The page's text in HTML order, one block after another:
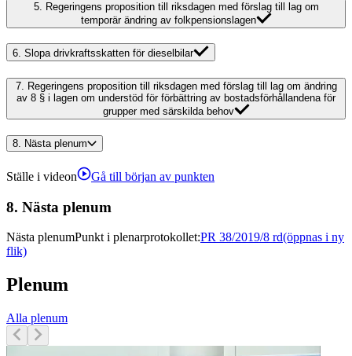
5. Regeringens proposition till riksdagen med förslag till lag om
temporär ändring av folkpensionslagen
6. Slopa drivkraftsskatten för dieselbilar
7. Regeringens proposition till riksdagen med förslag till lag om ändring
av 8 § i lagen om understöd för förbättring av bostadsförhållandena för
grupper med särskilda behov
8. Nästa plenum
Ställe i videon Gå till början av punkten
8. Nästa plenum
Nästa plenumPunkt i plenarprotokollet:PR 38/2019/8 rd(öppnas i ny
flik)
Plenum
Alla plenum